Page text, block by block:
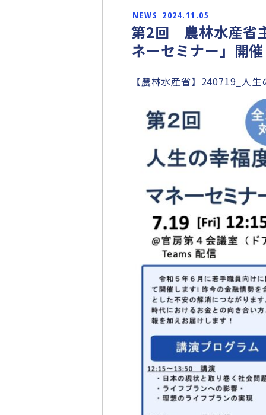
NEWS 2024.11.05
第2回 農林水産省
ネーセミナー」開
【農林水産省】240719_人